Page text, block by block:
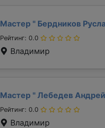
Мастер " Бердников
Рейтинг: 0.0
Владимир
Мастер " Лебедев Андрей
Рейтинг: 0.0
Владимир